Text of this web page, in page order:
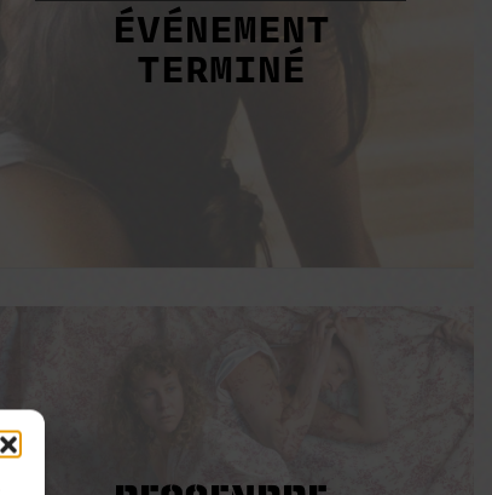
ÉVÉNEMENT
TERMINÉ